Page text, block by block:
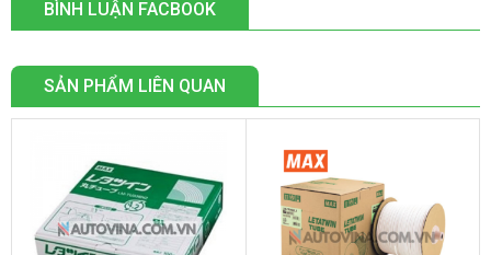
BÌNH LUẬN FACBOOK
SẢN PHẨM LIÊN QUAN